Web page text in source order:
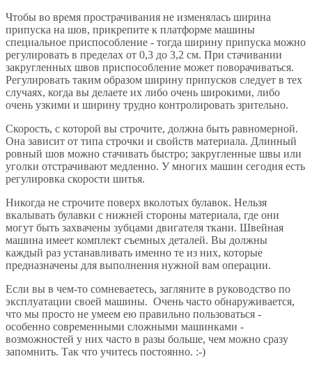
Чтобы во время прострачивания не изменялась ширина
припуска на шов, прикрепите к платформе машины
специальное приспособление - тогда ширину припуска можно
регулировать в пределах от 0,3 до 3,2 см. При стачивании
закругленных швов приспособление может поворачиваться.
Регулировать таким образом ширину припусков следует в тех
случаях, когда вы делаете их либо очень широкими, либо
очень узкими и ширину трудно контролировать зрительно.
Скорость, с которой вы строчите, должна быть равномерной.
Она зависит от типа строчки и свойств материала. Длинный
ровный шов можно стачивать быстро; закругленные швы или
уголки отстрачивают медленно. У многих машин сегодня есть
регулировка скорости шитья.
Никогда не строчите поверх вколотых булавок. Нельзя
вкалывать булавки с нижней стороны материала, где они
могут быть захвачены зубцами двигателя ткани. Швейная
машина имеет комплект съемных деталей. Вы должны
каждый раз устанавливать именно те из них, которые
предназначены для выполнения нужной вам операции.
Если вы в чем-то сомневаетесь, загляните в руководство по
эксплуатации своей машины. Очень часто обнаруживается,
что мы просто не умеем ею правильно пользоваться -
особенно современными сложными машинками -
возможностей у них часто в разы больше, чем можно сразу
запомнить. Так что учитесь постоянно. :-)